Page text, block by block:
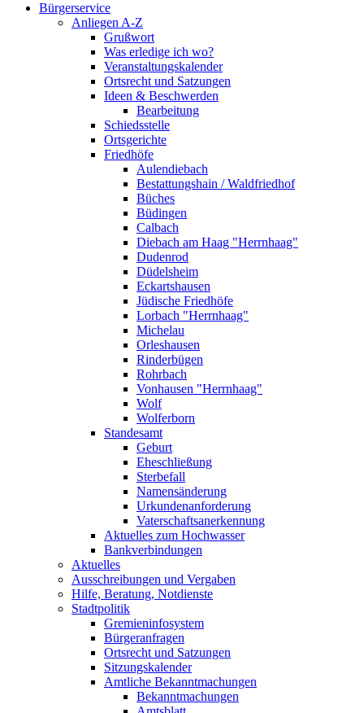
Bürgerservice
Anliegen A-Z
Grußwort
Was erledige ich wo?
Veranstaltungskalender
Ortsrecht und Satzungen
Ideen & Beschwerden
Bearbeitung
Schiedsstelle
Ortsgerichte
Friedhöfe
Aulendiebach
Bestattungshain / Waldfriedhof
Büches
Büdingen
Calbach
Diebach am Haag "Herrnhaag"
Dudenrod
Düdelsheim
Eckartshausen
Jüdische Friedhöfe
Lorbach "Herrnhaag"
Michelau
Orleshausen
Rinderbügen
Rohrbach
Vonhausen "Herrnhaag"
Wolf
Wolferborn
Standesamt
Geburt
Eheschließung
Sterbefall
Namensänderung
Urkundenanforderung
Vaterschaftsanerkennung
Aktuelles zum Hochwasser
Bankverbindungen
Aktuelles
Ausschreibungen und Vergaben
Hilfe, Beratung, Notdienste
Stadtpolitik
Gremieninfosystem
Bürgeranfragen
Ortsrecht und Satzungen
Sitzungskalender
Amtliche Bekanntmachungen
Bekanntmachungen